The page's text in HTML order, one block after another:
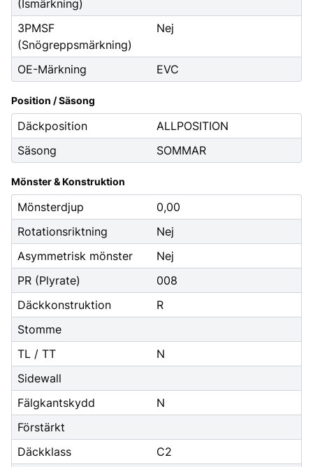
(Ismärkning)
3PMSF
(Snögreppsmärkning)
Nej
OE-Märkning EVC
Position / Säsong
Däckposition
ALLPOSITION
Säsong
SOMMAR
Mönster & Konstruktion
Mönsterdjup
0,00
Rotationsriktning
Nej
Asymmetrisk mönster
Nej
PR (Plyrate)
008
Däckkonstruktion
R
Stomme
TL / TT
N
Sidewall
Fälgkantskydd
N
Förstärkt
Däckklass
C2